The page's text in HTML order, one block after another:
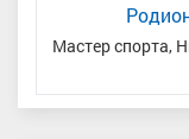
Мастер спорта,
Мастер